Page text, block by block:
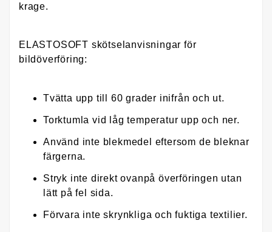
krage.
ELASTOSOFT skötselanvisningar för
bildöverföring:
Tvätta upp till 60 grader inifrån och ut.
Torktumla vid låg temperatur upp och ner.
Använd inte blekmedel eftersom de bleknar
färgerna.
Stryk inte direkt ovanpå överföringen utan
lätt på fel sida.
Förvara inte skrynkliga och fuktiga textilier.